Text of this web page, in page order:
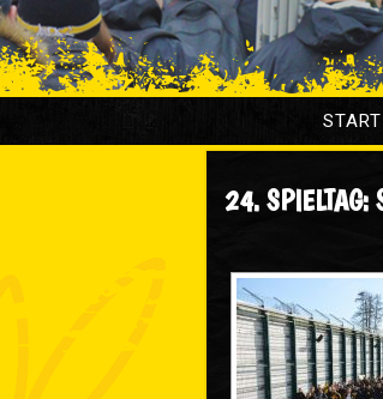
START
24. SPIELTAG: